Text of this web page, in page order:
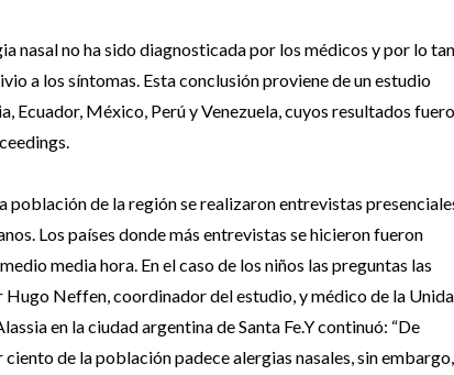
nasal no ha sido diagnosticada por los médicos y por lo
a los síntomas. Esta conclusión proviene de un estudio
Ecuador, México, Perú y Venezuela, cuyos resultados
población de la región se realizaron entrevistas
Los países donde más entrevistas se hicieron fueron
media hora. En el caso de los niños las preguntas las
Hugo Neffen, coordinador del estudio, y médico de la
en la ciudad argentina de Santa Fe.Y continuó: “De
de la población padece alergias nasales, sin